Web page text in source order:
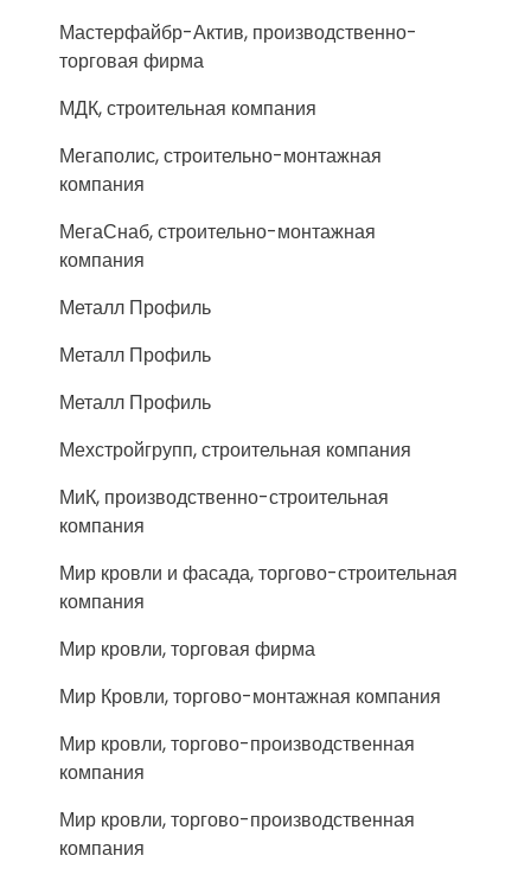
Мастерфайбр-Актив, производственно-
торговая фирма
МДК, строительная компания
Мегаполис, строительно-монтажная
компания
МегаСнаб, строительно-монтажная
компания
Металл Профиль
Металл Профиль
Металл Профиль
Мехстройгрупп, строительная компания
МиК, производственно-строительная
компания
Мир кровли и фасада, торгово-строительная
компания
Мир кровли, торговая фирма
Мир Кровли, торгово-монтажная компания
Мир кровли, торгово-производственная
компания
Мир кровли, торгово-производственная
компания